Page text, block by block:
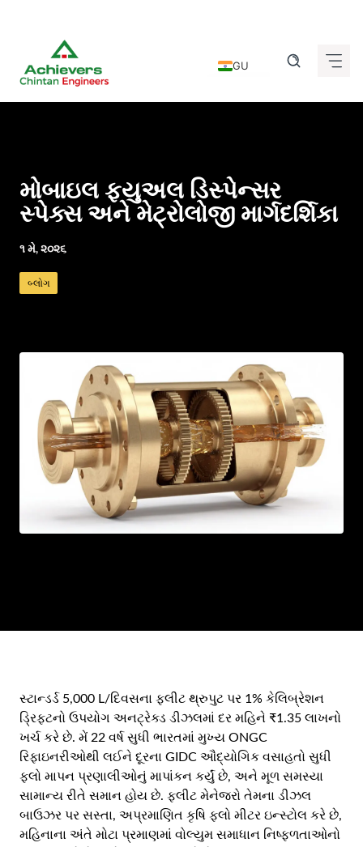
content
GU
IT
ES
TE
AR
BN
ML
PT
RU
મોબાઇલ ફ્યુઅલ ડિસ્પેન્સર
સ્પેક્સ અને મેટ્રોલોજી માર્ગદર્શિકા
૧ મે, ૨૦૨૬
બ્લોગ
સ્ટાન્ડર્ડ 5,000 L/દિવસના ફ્લીટ થ્રુપુટ પર 1% કેલિબ્રેશન
ડ્રિફ્ટનો ઉપયોગ અનટ્રેક્ડ ડીઝલમાં દર મહિને ₹1.35 લાખનો
ખર્ચ કરે છે. મેં 22 વર્ષ સુધી ભારતમાં મુખ્ય ONGC
રિફાઇનરીઓથી લઈને દૂરના GIDC ઔદ્યોગિક વસાહતો સુધી
ફ્લો માપન પ્રણાલીઓનું માપાંકન કર્યું છે, અને મૂળ સમસ્યા
સામાન્ય રીતે સમાન હોય છે. ફ્લીટ મેનેજરો તેમના ડીઝલ
બાઉઝર પર સસ્તા, અપ્રમાણિત કૃષિ ફ્લો મીટર ઇન્સ્ટોલ કરે છે,
મહિનાના અંતે મોટા પ્રમાણમાં વોલ્યુમ સમાધાન નિષ્ફળતાઓનો